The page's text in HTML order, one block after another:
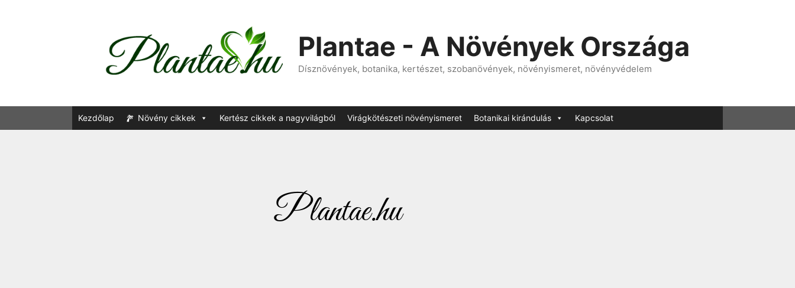
Plantae - A Növények Országa
Dísznövények, botanika, kertészet, szobanövények, növényismeret, növényvédelem
Kezdőlap Növény cikkek Kertész cikkek a nagyvilágból Virágkötészeti növényismeret Botanikai kirándulás Kapcsolat
Plantae.hu